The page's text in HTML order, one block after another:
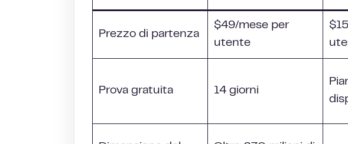
Prezzo di partenza
$49/mese per
utente
Prova gratuita 14 giorni